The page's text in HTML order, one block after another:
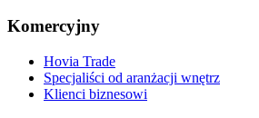
Komercyjny
Hovia Trade
Specjaliści od aranżacji wnętrz
Klienci biznesowi